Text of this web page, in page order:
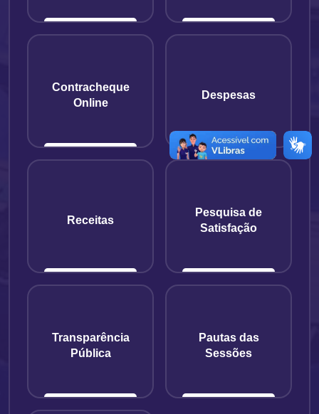
Contracheque
Online
Despesas
Receitas
Pesquisa de
Satisfação
Transparência
Pública
Pautas das
Sessões